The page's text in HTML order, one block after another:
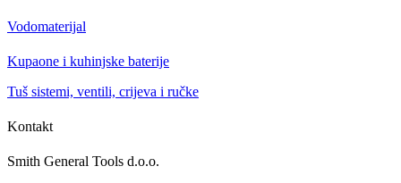
Vodomaterijal
Kupaone i kuhinjske baterije
Tuš sistemi, ventili, crijeva i ručke
Kontakt
Smith General Tools d.o.o.